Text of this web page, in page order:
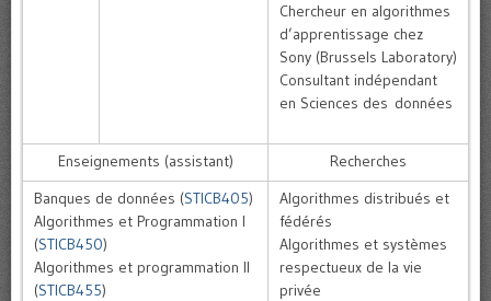
Chercheur en algorithmes
d’apprentissage chez
Sony (Brussels Laboratory)
Consultant indépendant
en Sciences des données
Enseignements (assistant)
Recherches
Banques de données (STICB405)
Algorithmes et Programmation I
(STICB450)
Algorithmes et programmation II
(STICB455)
Algorithmes distribués et
fédérés
Algorithmes et systèmes
respectueux de la vie
privée